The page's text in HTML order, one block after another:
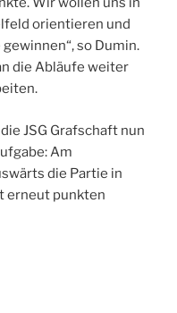
orientieren und
so Dumin.
die Abläufe weiter
JSG Grafschaft nun
Am
die Partie in
erneut punkten